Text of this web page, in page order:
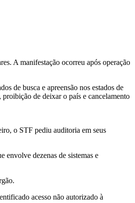
A manifestação ocorreu após operação
de busca e apreensão nos estados de
de deixar o país e cancelamento
o STF pediu auditoria em seus
envolve dezenas de sistemas e
acesso não autorizado à